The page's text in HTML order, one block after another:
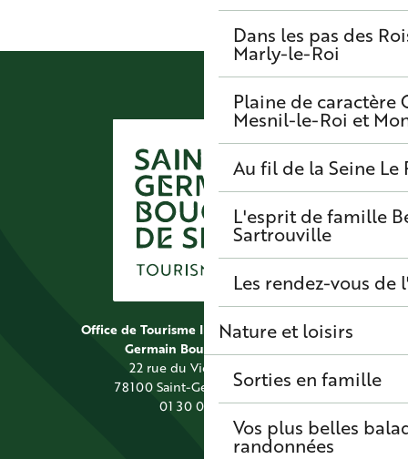
Dans les pas des
Marly-le-Roi
Plaine de caractère
Mesnil-le-Roi et
Au fil de la Seine Le
L'esprit de famille
Sartrouville
Les rendez-vous de
Nature et loisirs
Sorties en famille
Vos plus belles
randonnées
Office de Tourisme Intercommunal Saint
Germain Boucles de Seine
22 rue du Vieil Abreuvoir
78100 Saint-Germain-en-Laye
01 30 09 39 89